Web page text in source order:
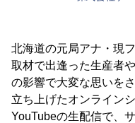
北海道の元局アナ・現
取材で出逢った生産者
の影響で大変な思いを
立ち上げたオンライン
YouTubeの生配信で、